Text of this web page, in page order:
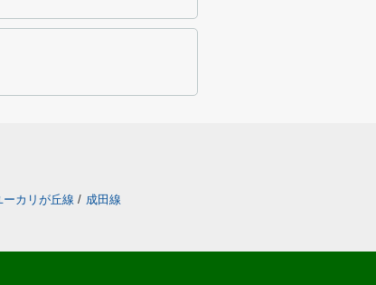
ーカリが丘線 / 成田線